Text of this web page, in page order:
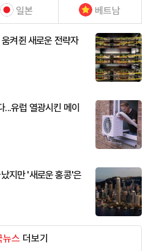
일본 베트남
켜쥔 새로운 전략자
유럽 열광시킨 메이
지만 '새로운 홍콩'은
뉴스 더보기